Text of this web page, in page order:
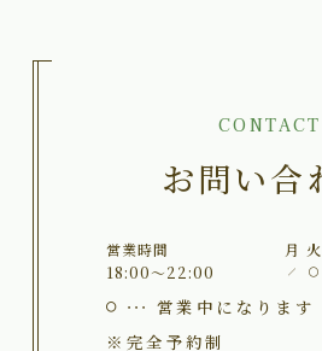
CONTACT
お問い合
営業時間 月 火
18:00～22:00
営業中になります
※完全予約制